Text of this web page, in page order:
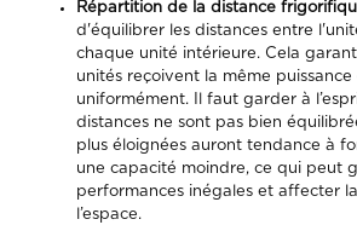
Répartition de la distance
d'équilibrer les distances entre
chaque unité intérieure. Cela
unités reçoivent la même
uniformément. Il faut garder à
distances ne sont pas bien
plus éloignées auront tendance à
une capacité moindre, ce qui peut
performances inégales et affecter
l’espace.